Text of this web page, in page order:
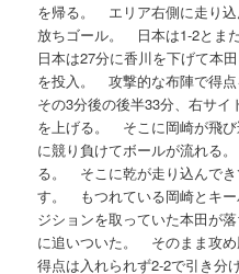
を帰る。 エリア右側に走り
放ちゴール。 日本は1-2とま
日本は27分に香川を下げて本
を投入。 攻撃的な布陣で得点
その3分後の後半33分、右サ
を上げる。 そこに岡崎が飛
に競り負けてボールが流れる
る。 そこに乾が走り込んでき
す。 もつれている岡崎とキー
ジションを取っていた本田が
に追いついた。 そのまま攻
得点は入れられず2-2で引き分